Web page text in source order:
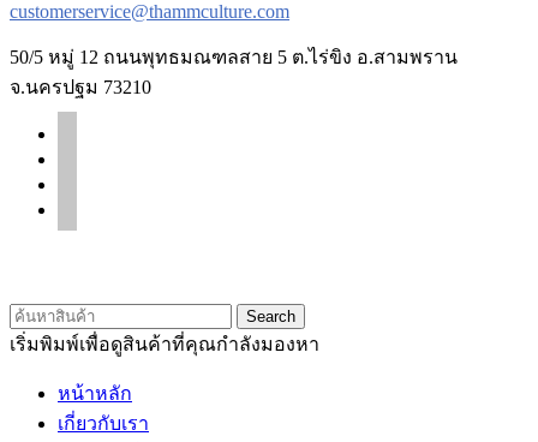
customerservice@thammculture.com
50/5 หมู่ 12 ถนนพุทธมณฑลสาย 5 ต.ไร่ขิง อ.สามพราน
จ.นครปฐม 73210
Search
เริ่มพิมพ์เพื่อดูสินค้าที่คุณกำลังมองหา
หน้าหลัก
เกี่ยวกับเรา